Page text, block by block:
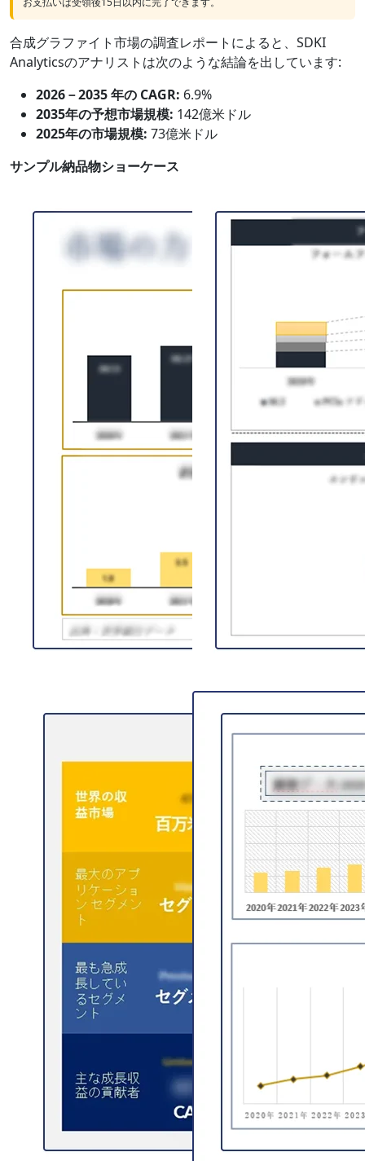
合成グラファイト市場の調査レポートによると、SDKI
Analyticsのアナリストは次のような結論を出しています:
2026－2035 年の CAGR: 6.9%
2035年の予想市場規模: 142億米ドル
2025年の市場規模: 73億米ドル
サンプル納品物ショーケース